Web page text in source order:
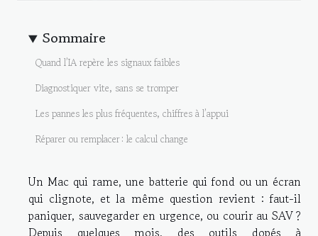
Sommaire
Quand l’IA repère les signaux faibles
Diagnostiquer vite, sans se tromper
Les pannes les plus fréquentes, chiffres à l’appui
Réparer ou remplacer : le calcul change
Un Mac qui rame, une batterie qui fond ou un écran
qui clignote, et la même question revient : faut-il
paniquer, sauvegarder en urgence, ou courir au SAV ?
Depuis quelques mois, des outils dopés à